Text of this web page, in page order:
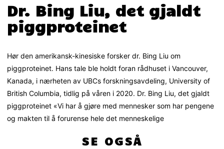
Dr. Bing Liu, det gjaldt
piggproteinet
Hør den amerikansk-kinesiske forsker dr. Bing Liu om
piggproteinet. Hans tale ble holdt foran rådhuset i Vancouver,
Kanada, i nærheten av UBCs forskningsavdeling, University of
British Columbia, tidlig på våren i 2020. Dr. Bing Liu, det gjaldt
piggproteinet «Vi har å gjøre med mennesker som har pengene
og makten til å forurense hele det menneskelige
SE OGSÅ